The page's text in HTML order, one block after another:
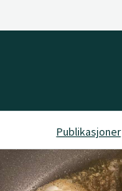
Publikasjoner